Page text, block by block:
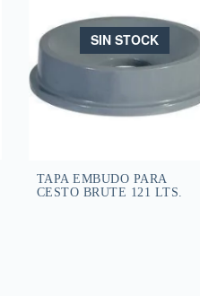
SIN STOCK
TAPA EMBUDO PARA
CESTO BRUTE 121 LTS.